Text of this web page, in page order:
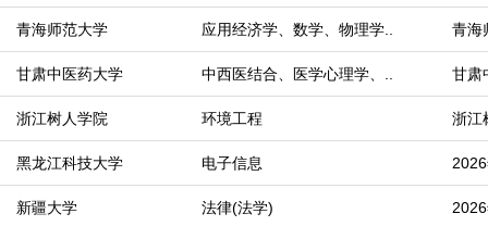
青海师范大学 应用经济学、数学、物理学.. 青海
甘肃中医药大学 中西医结合、医学心理学、.. 甘肃
浙江树人学院 环境工程 浙江
黑龙江科技大学 电子信息
新疆大学 法律(法学)